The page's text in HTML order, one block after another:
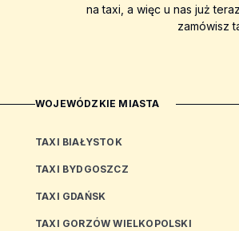
na taxi, a więc u nas już
zamówisz
WOJEWÓDZKIE MIASTA
TAXI BIAŁYSTOK
TAXI BYDGOSZCZ
TAXI GDAŃSK
TAXI GORZÓW WIELKOPOLSKI